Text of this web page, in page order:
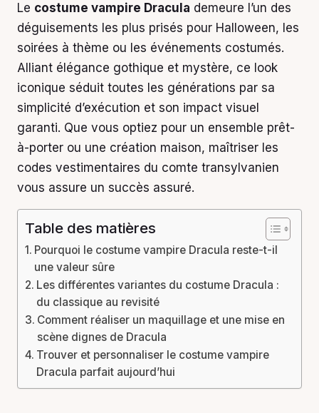
Le costume vampire Dracula demeure l’un des
déguisements les plus prisés pour Halloween, les
soirées à thème ou les événements costumés.
Alliant élégance gothique et mystère, ce look
iconique séduit toutes les générations par sa
simplicité d’exécution et son impact visuel
garanti. Que vous optiez pour un ensemble prêt-
à-porter ou une création maison, maîtriser les
codes vestimentaires du comte transylvanien
vous assure un succès assuré.
Table des matières
Pourquoi le costume vampire Dracula reste-t-il
une valeur sûre
Les différentes variantes du costume Dracula :
du classique au revisité
Comment réaliser un maquillage et une mise en
scène dignes de Dracula
Trouver et personnaliser le costume vampire
Dracula parfait aujourd’hui